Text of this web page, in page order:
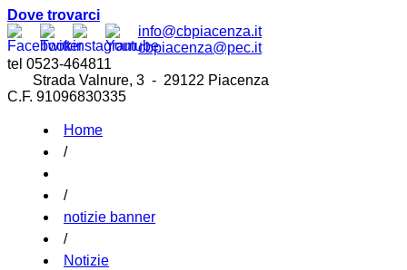
Dove trovarci
info@cbpiacenza.it
cbpiacenza@pec.it
tel 0523-464811
Strada Valnure, 3 - 29122 Piacenza
C.F. 91096830335
Home
/
/
notizie banner
/
Notizie